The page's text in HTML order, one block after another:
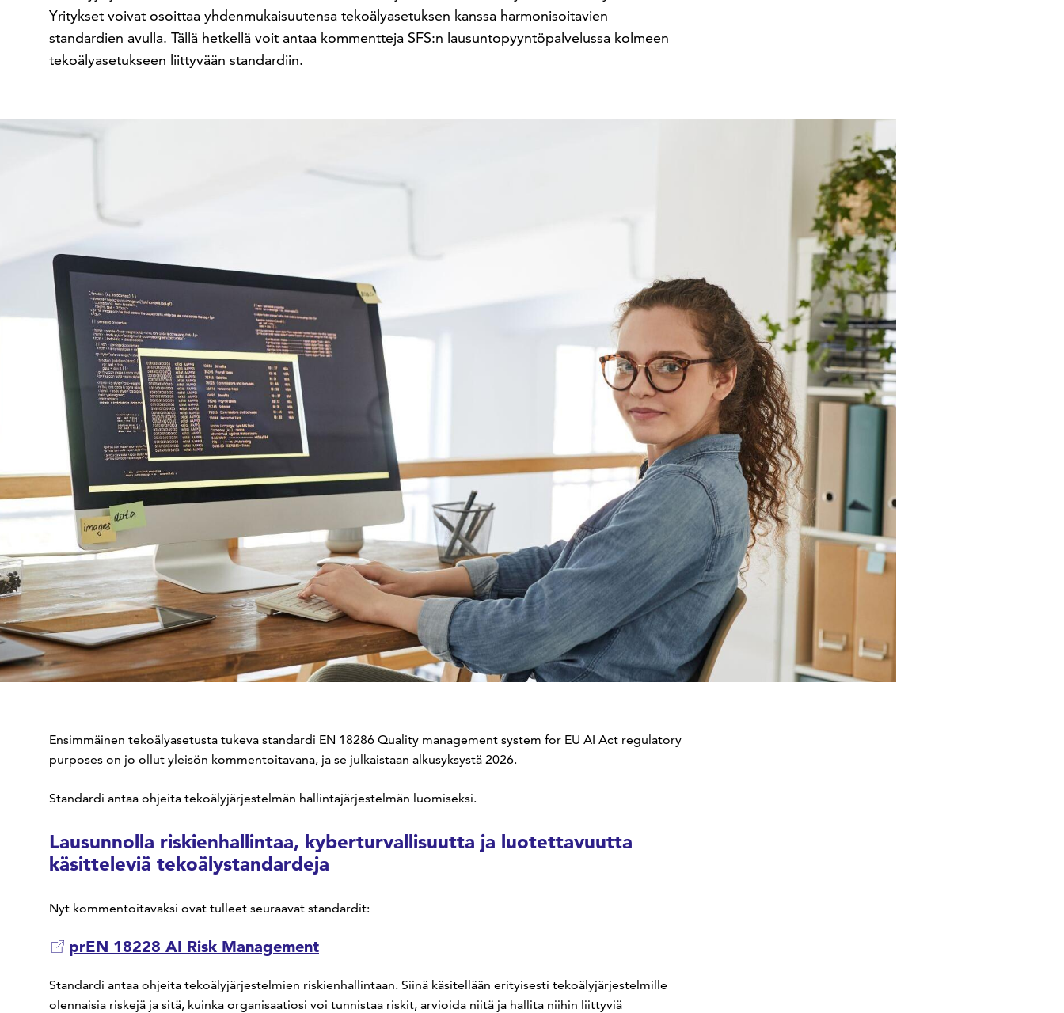
Yritykset voivat osoittaa yhdenmukaisuutensa tekoälyasetuksen kanssa harmonisoitavien
standardien avulla. Tällä hetkellä voit antaa kommentteja SFS:n lausuntopyyntöpalvelussa kolmeen
tekoälyasetukseen liittyvään standardiin.
Ensimmäinen tekoälyasetusta tukeva standardi EN 18286 Quality management system for EU AI Act regulatory
purposes on jo ollut yleisön kommentoitavana, ja se julkaistaan alkusyksystä 2026.
Standardi antaa ohjeita tekoälyjärjestelmän hallintajärjestelmän luomiseksi.
Lausunnolla riskienhallintaa, kyberturvallisuutta ja luotettavuutta
käsitteleviä tekoälystandardeja
Nyt kommentoitavaksi ovat tulleet seuraavat standardit:
prEN 18228 AI Risk Management
Standardi antaa ohjeita tekoälyjärjestelmien riskienhallintaan. Siinä käsitellään erityisesti tekoälyjärjestelmille
olennaisia riskejä ja sitä, kuinka organisaatiosi voi tunnistaa riskit, arvioida niitä ja hallita niihin liittyviä